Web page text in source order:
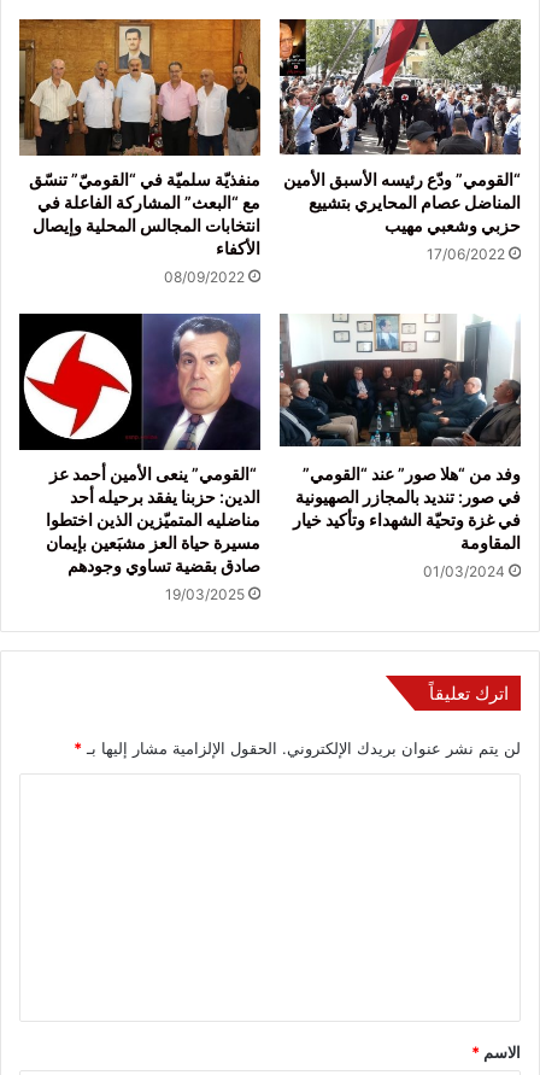
“القومي” ودّع رئيسه الأسبق الأمين
المناضل عصام المحايري بتشييع
حزبي وشعبي مهيب
17/06/2022
منفذيّة سلميّة في “القوميّ” تنسّق
مع “البعث” المشاركة الفاعلة في
انتخابات المجالس المحلية وإيصال
الأكفاء
08/09/2022
وفد من “هلا صور” عند “القومي”
في صور: تنديد بالمجازر الصهيونية
في غزة وتحيّة الشهداء وتأكيد خيار
المقاومة
01/03/2024
“القومي” ينعى الأمين أحمد عز
الدين: حزبنا يفقد برحيله أحد
مناضليه المتميّزين الذين اختطوا
مسيرة حياة العز مشبَعين بإيمان
صادق بقضية تساوي وجودهم
19/03/2025
اترك تعليقاً
لن يتم نشر عنوان بريدك الإلكتروني. الحقول الإلزامية مشار إليها بـ *
*
الاسم *